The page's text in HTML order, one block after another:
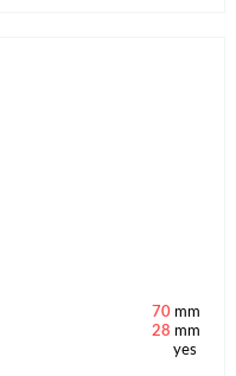
70 mm
28 mm
yes